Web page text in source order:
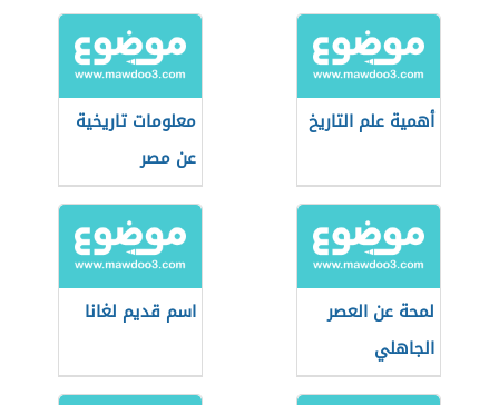
أهمية علم التاريخ
معلومات تاريخية
عن مصر
لمحة عن العصر
الجاهلي
اسم قديم لغانا